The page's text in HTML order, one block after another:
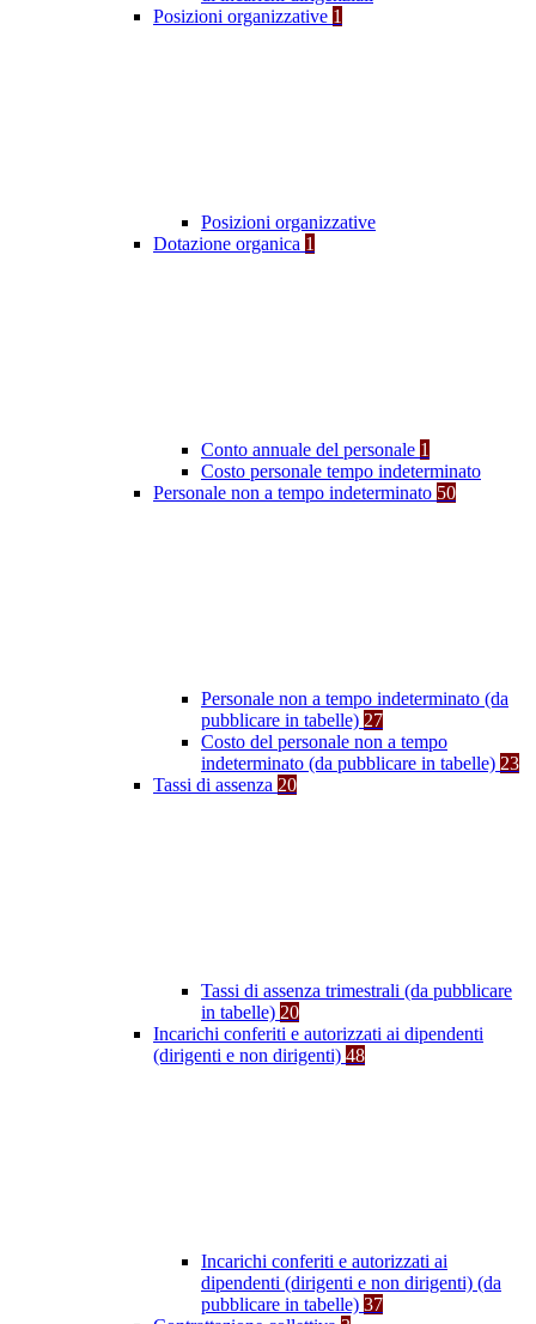
Posizioni organizzative 1
Posizioni organizzative
Dotazione organica 1
Conto annuale del personale 1
Costo personale tempo indeterminato
Personale non a tempo indeterminato 50
Personale non a tempo indeterminato (da
pubblicare in tabelle) 27
Costo del personale non a tempo
indeterminato (da pubblicare in tabelle) 23
Tassi di assenza 20
Tassi di assenza trimestrali (da pubblicare
in tabelle) 20
Incarichi conferiti e autorizzati ai dipendenti
(dirigenti e non dirigenti) 48
Incarichi conferiti e autorizzati ai
dipendenti (dirigenti e non dirigenti) (da
pubblicare in tabelle) 37